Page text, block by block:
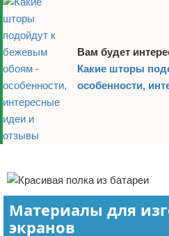
Вам будет
Какие шторы
особенности,
Материалы для
экранов